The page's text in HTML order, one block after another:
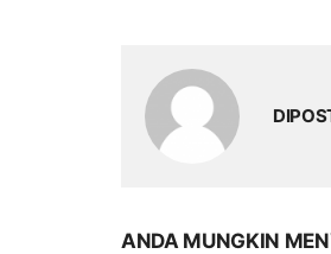
ANDA MUNGKIN